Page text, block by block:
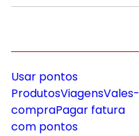
Usar pontos
ProdutosViagensVales-
compraPagar fatura
com pontos